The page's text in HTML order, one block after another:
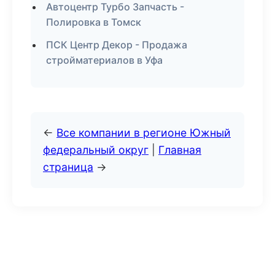
Автоцентр Турбо Запчасть -
Полировка в Томск
ПСК Центр Декор - Продажа
стройматериалов в Уфа
← Все компании в регионе Южный
федеральный округ
Главная
страница →